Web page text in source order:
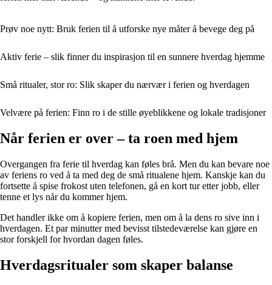
Prøv noe nytt: Bruk ferien til å utforske nye måter å bevege deg på
Aktiv ferie – slik finner du inspirasjon til en sunnere hverdag hjemme
Små ritualer, stor ro: Slik skaper du nærvær i ferien og hverdagen
Velvære på ferien: Finn ro i de stille øyeblikkene og lokale tradisjoner
Når ferien er over – ta roen med hjem
Overgangen fra ferie til hverdag kan føles brå. Men du kan bevare noe
av feriens ro ved å ta med deg de små ritualene hjem. Kanskje kan du
fortsette å spise frokost uten telefonen, gå en kort tur etter jobb, eller
tenne et lys når du kommer hjem.
Det handler ikke om å kopiere ferien, men om å la dens ro sive inn i
hverdagen. Et par minutter med bevisst tilstedeværelse kan gjøre en
stor forskjell for hvordan dagen føles.
Hverdagsritualer som skaper balanse